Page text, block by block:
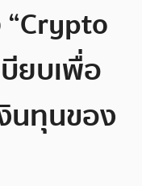
“Crypto
ยบเพื่อ
นทุนของ